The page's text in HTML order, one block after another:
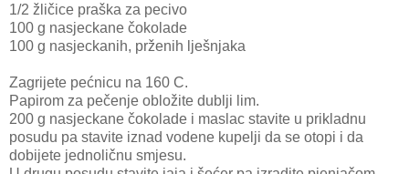
1/2 žličice praška za pecivo
100 g nasjeckane čokolade
100 g nasjeckanih, prženih lješnjaka
Zagrijete pećnicu na 160 C.
Papirom za pečenje obložite dublji lim.
200 g nasjeckane čokolade i maslac stavite u prikladnu
posudu pa stavite iznad vodene kupelji da se otopi i da
dobijete jednoličnu smjesu.